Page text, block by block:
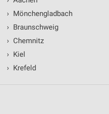
› Mönchengladbach
› Braunschweig
› Chemnitz
› Kiel
› Krefeld